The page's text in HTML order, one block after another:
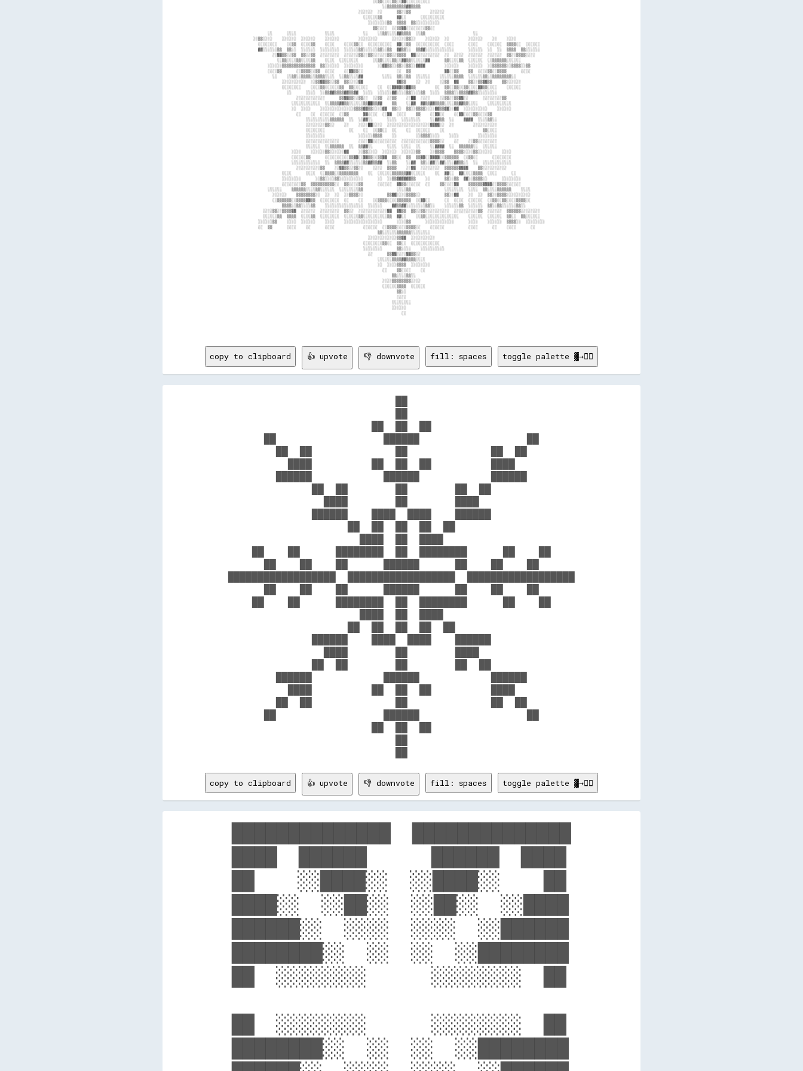
copy to clipboard 👍 upvote 👎 downvote fill: spaces toggle palette ▓→✊🏽
copy to clipboard 👍 upvote 👎 downvote fill: spaces toggle palette ▓→✊🏽
██    ░░████░░  ░░████░░    ██
████░░  ░░██░░  ░░██░░  ░░████
██████░░  ░░░░  ░░░░  ░░██████
████████░░  ░░  ░░  ░░████████
██  ░░░░░░░░      ░░░░░░░░  ██
██  ░░░░░░░░      ░░░░░░░░  ██
████████░░  ░░  ░░  ░░████████